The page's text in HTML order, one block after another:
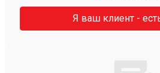
Я ваш клиент -